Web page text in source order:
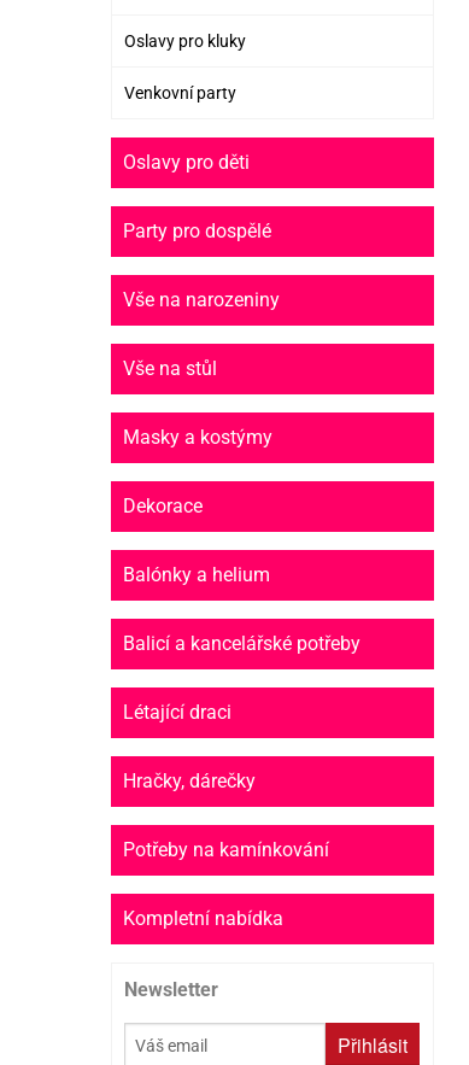
Oslavy pro kluky
Venkovní party
Oslavy pro děti
Party pro dospělé
Vše na narozeniny
Vše na stůl
Masky a kostýmy
Dekorace
Balónky a helium
Balicí a kancelářské potřeby
Létající draci
Hračky, dárečky
Potřeby na kamínkování
Kompletní nabídka
Newsletter
Přihlásit